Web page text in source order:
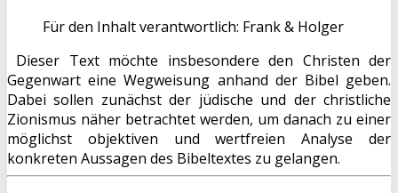
Für den Inhalt verantwortlich: Frank & Holger
Dieser Text möchte insbesondere den Christen der
Gegenwart eine Wegweisung anhand der Bibel geben.
Dabei sollen zunächst der jüdische und der christliche
Zionismus näher betrachtet werden, um danach zu einer
möglichst objektiven und wertfreien Analyse der
konkreten Aussagen des Bibeltextes zu gelangen.